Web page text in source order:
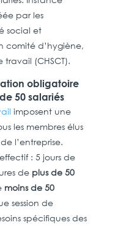
par les
social et
comité d’hygiène,
(CHSCT).
obligatoire
50 salariés
imposent une
les membres élus
l’entreprise.
: 5 jours de
de plus de 50
moins de 50
session de
spécifiques des